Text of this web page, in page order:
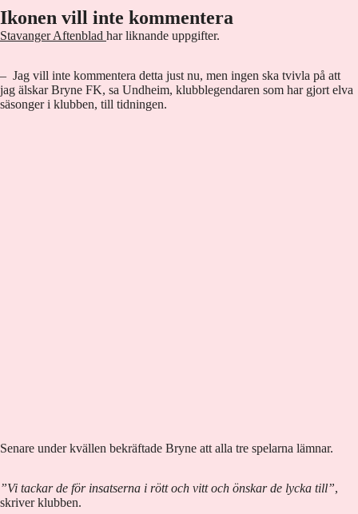
Ikonen vill inte kommentera
Stavanger Aftenblad har liknande uppgifter.
– Jag vill inte kommentera detta just nu, men ingen ska tvivla på att
jag älskar Bryne FK, sa Undheim, klubblegendaren som har gjort elva
säsonger i klubben, till tidningen.
Senare under kvällen bekräftade Bryne att alla tre spelarna lämnar.
”Vi tackar de för insatserna i rött och vitt och önskar de lycka till”,
skriver klubben.